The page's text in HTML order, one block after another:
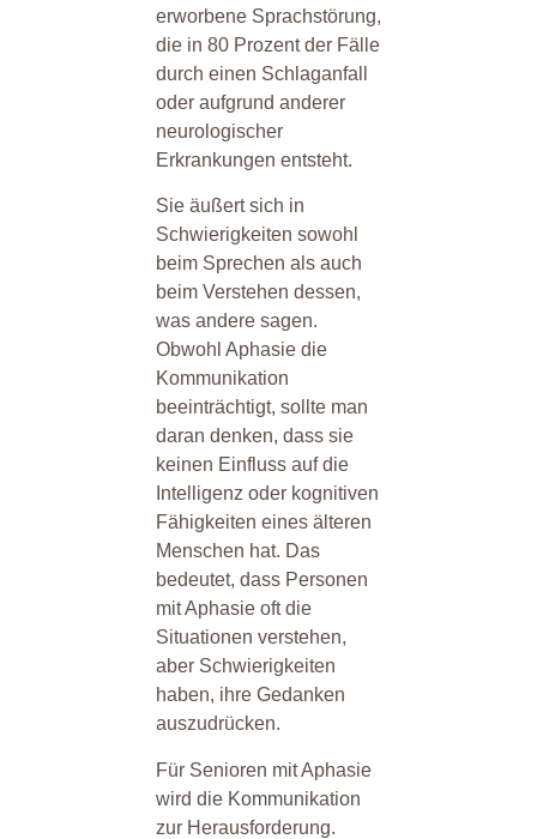
erworbene Sprachstörung,
die in 80 Prozent der Fälle
durch einen Schlaganfall
oder aufgrund anderer
neurologischer
Erkrankungen entsteht.
Sie äußert sich in
Schwierigkeiten sowohl
beim Sprechen als auch
beim Verstehen dessen,
was andere sagen.
Obwohl Aphasie die
Kommunikation
beeinträchtigt, sollte man
daran denken, dass sie
keinen Einfluss auf die
Intelligenz oder kognitiven
Fähigkeiten eines älteren
Menschen hat. Das
bedeutet, dass Personen
mit Aphasie oft die
Situationen verstehen,
aber Schwierigkeiten
haben, ihre Gedanken
auszudrücken.
Für Senioren mit Aphasie
wird die Kommunikation
zur Herausforderung.